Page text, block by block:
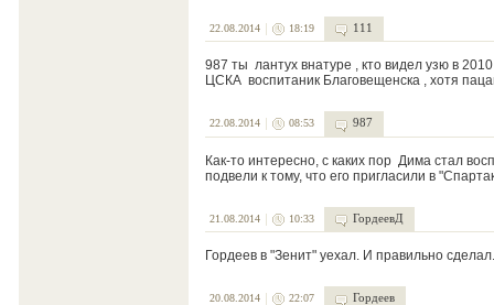
22.08.2014 18:19 111
987 ты лантух внатуре , кто видел узю в
ЦСКА воспитаник Благовещенска , хотя
22.08.2014 08:53 987
Как-то интересно, с каких пор Дима стал
подвели к тому, что его пригласили в
21.08.2014 10:33 ГордеевД
Гордеев в "Зенит" уехал. И правильно сделал.
20.08.2014 22:07 Гордеев